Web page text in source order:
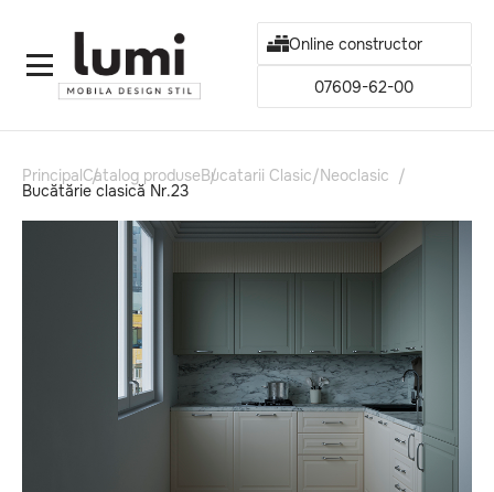
Online constructor
07609-62-00
PrincipalCatalog produseBucatarii Clasic/Neoclasic
Bucătărie clasică Nr.23